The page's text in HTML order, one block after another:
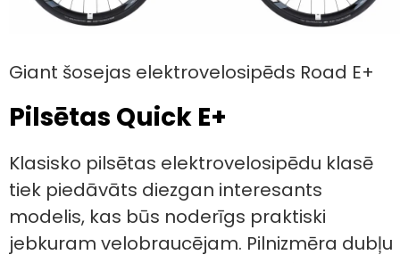
Giant šosejas elektrovelosipēds Road E+
Pilsētas Quick E+
Klasisko pilsētas elektrovelosipēdu klasē
tiek piedāvāts diezgan interesants
modelis, kas būs noderīgs praktiski
jebkuram velobraucējam. Pilnizmēra dubļu